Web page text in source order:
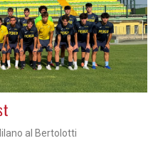
al Bertolotti